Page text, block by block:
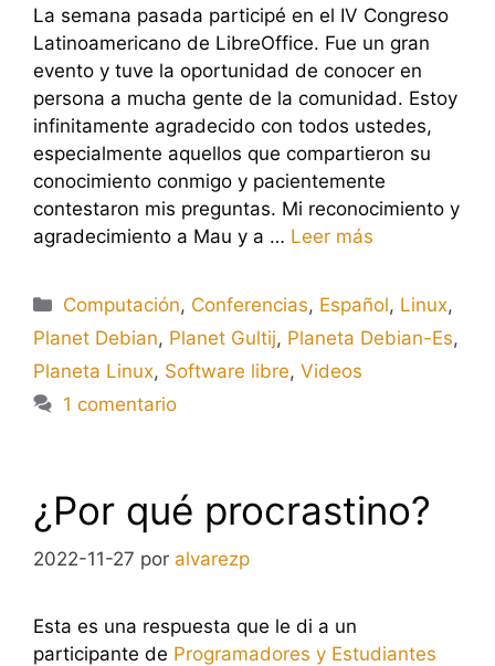
La semana pasada participé en el IV Congreso
Latinoamericano de LibreOffice. Fue un gran
evento y tuve la oportunidad de conocer en
persona a mucha gente de la comunidad. Estoy
infinitamente agradecido con todos ustedes,
especialmente aquellos que compartieron su
conocimiento conmigo y pacientemente
contestaron mis preguntas. Mi reconocimiento y
agradecimiento a Mau y a … Leer más
Categorías
Computación, Conferencias, Español, Linux,
Planet Debian, Planet Gultij, Planeta Debian-Es,
Planeta Linux, Software libre, Videos
1 comentario
¿Por qué procrastino?
2022-11-27 por alvarezp
Esta es una respuesta que le di a un
participante de Programadores y Estudiantes